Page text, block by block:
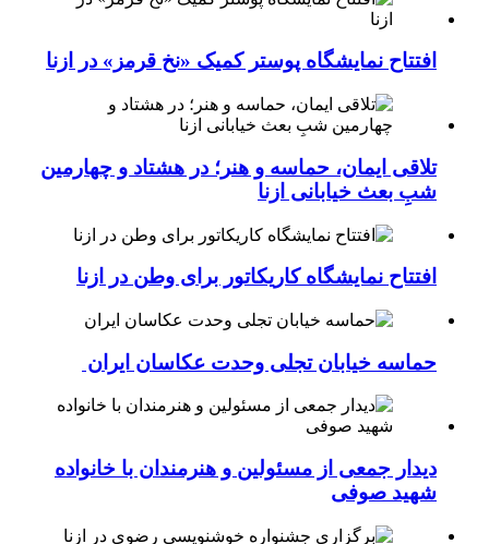
افتتاح نمایشگاه پوستر کمیک «نخ قرمز» در ازنا
تلاقی ایمان، حماسه و هنر؛ در هشتاد و چهارمین
شبِ بعث خیابانی ازنا
افتتاح نمایشگاه کاریکاتور برای وطن در ازنا
حماسه خیابان تجلی وحدت عکاسان ایران
دیدار جمعی از مسئولین و هنرمندان با خانواده
شهید صوفی